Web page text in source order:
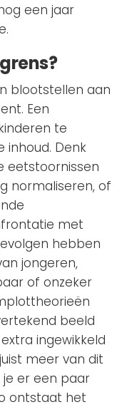
een jaar
blootstellen aan
Een
te
inhoud. Denk
eetstoornissen
normaliseren, of
met
hebben
jongeren,
of onzeker
beeld
ingewikkeld
meer van dit
er een paar
ontstaat het